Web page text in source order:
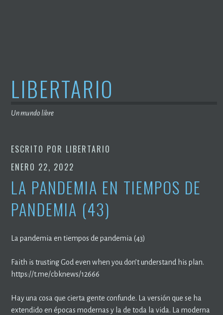
LIBERTARIO
Un mundo libre
ESCRITO POR LIBERTARIO
ENERO 22, 2022
LA PANDEMIA EN TIEMPOS DE
PANDEMIA (43)
La pandemia en tiempos de pandemia (43)
Faith is trusting God even when you don’t understand his plan.
https://t.me/cbknews/12666
Hay una cosa que cierta gente confunde. La versión que se ha
extendido en épocas modernas y la de toda la vida. La moderna